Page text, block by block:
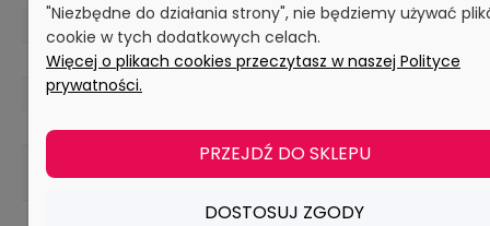
Maks. temperatura czyszczenia (zmywarka)
93 ° C
Maks. temperatura użytkowania (kontakt z żywnością)
80 ° C
Maks. temperatura użytkowania (bez kontaktu z
żywnością)
"Niezbędne do działania strony", nie będziemy używać
cookie w tych dodatkowych celach.
Więcej o plikach cookies przeczytasz w naszej Polityce
prywatności.
PRZEJDŹ DO SKLEPU
DOSTOSUJ ZGODY